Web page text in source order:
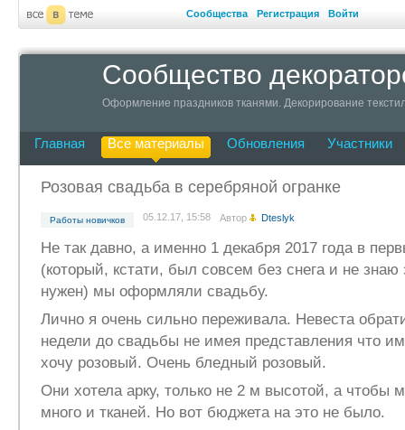
Сообщества Регистрация Войти
Сообщество
Оформление праздников тканями. Декорирование
Главная Все материалы Обновления Участники
Розовая свадьба в серебряной огранке
Работы новичков 05.12.17, 15:58 Автор Dteslyk
Не так давно, а именно 1 декабря 2017 года в
(который, кстати, был совсем без снега и не
нужен) мы оформляли свадьбу.
Лично я очень сильно переживала. Невеста
недели до свадьбы не имея представления что
хочу розовый. Очень бледный розовый.
Они хотела арку, только не 2 м высотой, а чтобы
много и тканей. Но вот бюджета на это не было.